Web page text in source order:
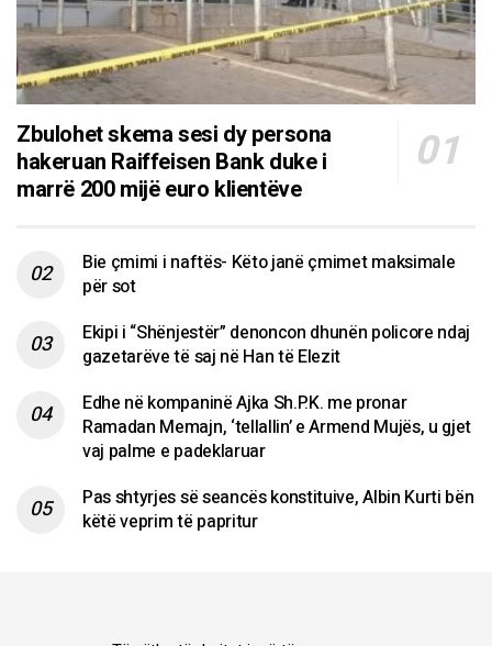
Zbulohet skema sesi dy persona
hakeruan Raiffeisen Bank duke i
marrë 200 mijë euro klientëve
Bie çmimi i naftës- Këto janë çmimet maksimale
për sot
Ekipi i “Shënjestër” denoncon dhunën policore ndaj
gazetarëve të saj në Han të Elezit
Edhe në kompaninë Ajka Sh.P.K. me pronar
Ramadan Memajn, ‘tellallin’ e Armend Mujës, u gjet
vaj palme e padeklaruar
Pas shtyrjes së seancës konstituive, Albin Kurti bën
këtë veprim të papritur